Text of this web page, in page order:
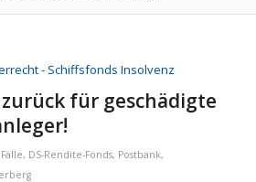
für geschä­digte
, DS-Rendite-Fonds, Postbank,